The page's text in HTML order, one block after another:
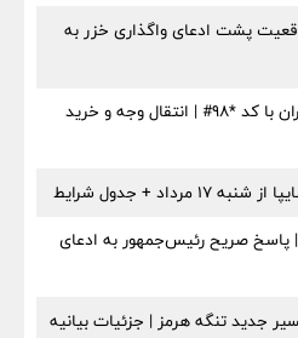
پشت ادعای واگذاری خزر به
نحوه فعال‌سازی کیف پول ایران با کد *98# | انتقال وجه و خرید
پاسخ صریح رئیس‌جمهور به ادعای
جدید تنگه هرمز | جزئیات بیانیه